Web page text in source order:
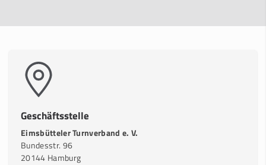
Geschäftsstelle
Eimsbütteler Turnverband e. V.
Bundesstr. 96
20144 Hamburg